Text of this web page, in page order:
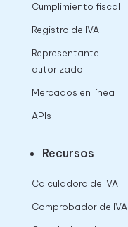
Cumplimiento fiscal
Registro de IVA
Representante
autorizado
Mercados en línea
APIs
Recursos
Calculadora de IVA
Comprobador de IVA